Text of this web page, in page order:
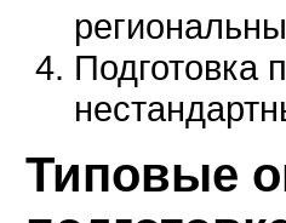
Подготовка
Типовые